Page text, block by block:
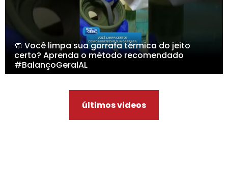
🧼 Você limpa sua garrafa térmica do jeito
certo? Aprenda o método recomendado
#BalançoGeralAL
últimos videos